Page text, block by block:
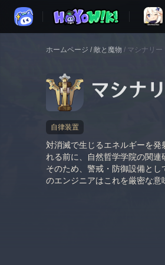
ホームページ / 敵と魔物 / マシナリー
マシナ
自律装置
対消滅で生じるエネルギーを発
れる前に、自然哲学学院の関連
そのため、警戒・防御設備と
のエンジニアはこれを厳密な意